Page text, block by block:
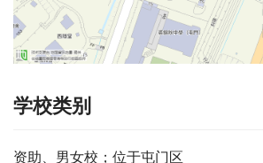
学校类别
资助、男女校；位于屯门区